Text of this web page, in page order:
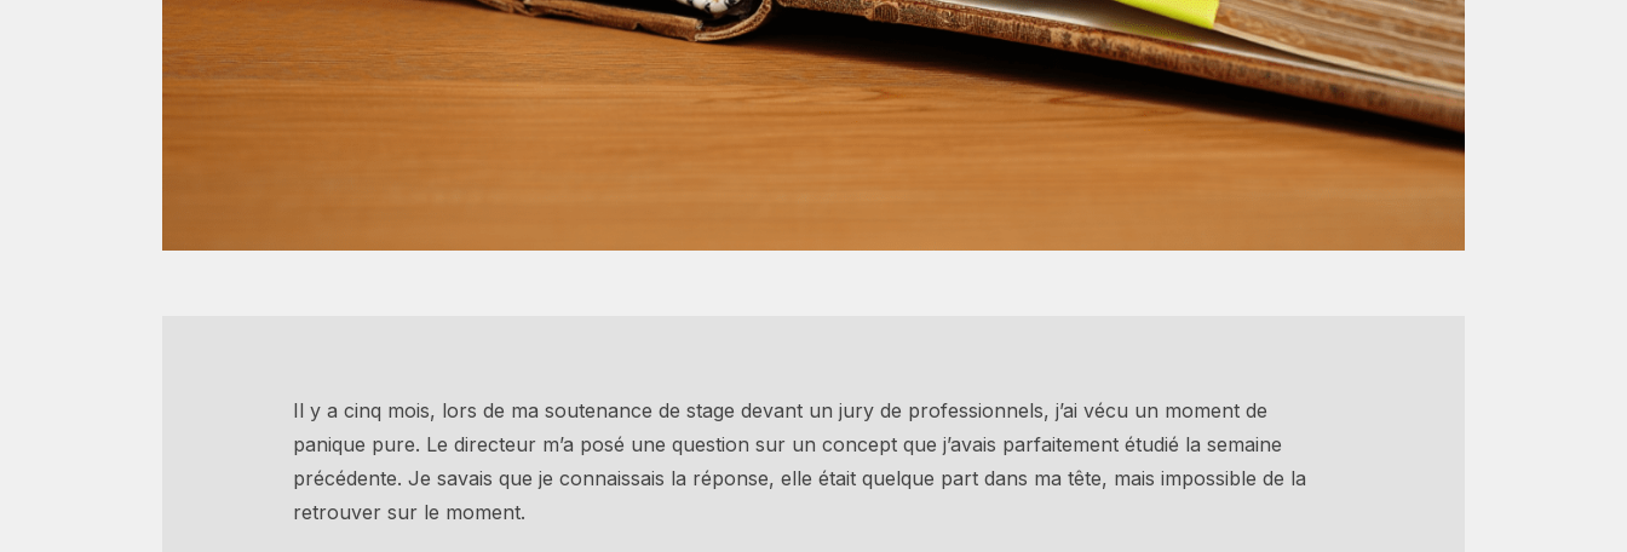
Il y a cinq mois, lors de ma soutenance de stage devant un jury de professionnels, j’ai vécu un moment de
panique pure. Le directeur m’a posé une question sur un concept que j’avais parfaitement étudié la semaine
précédente. Je savais que je connaissais la réponse, elle était quelque part dans ma tête, mais impossible de la
retrouver sur le moment.